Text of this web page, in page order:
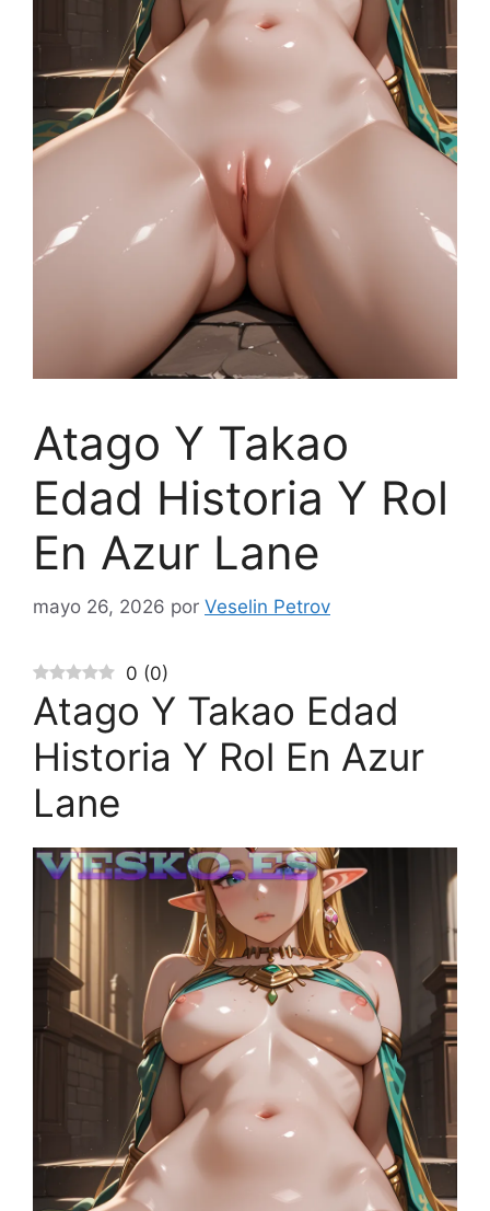
Atago Y Takao
Edad Historia Y Rol
En Azur Lane
mayo 26, 2026 por Veselin Petrov
0 (0)
Atago Y Takao Edad
Historia Y Rol En Azur
Lane